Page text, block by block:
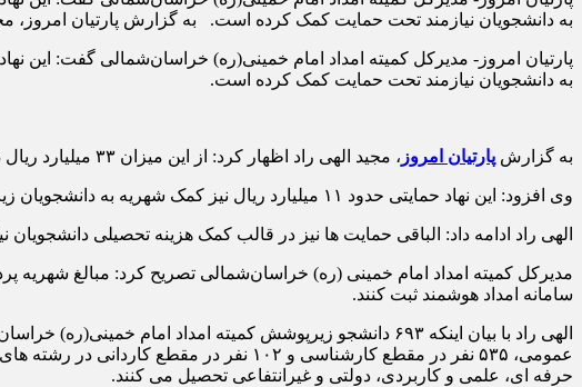
به دانشجویان نیازمند تحت حمایت کمک کرده است. به گزارش پارتیان امروز، مجید
به دانشجویان نیازمند تحت حمایت کمک کرده است.
به گزارش پارتیان امروز ، مجید الهی راد اظهار کرد: از این میزان ۳۳ میلیارد ریال در قالب ۱۶۷ فقره وام از محل صندوق امداد ولایت به دانشجویان نیازمند پرداخت شده است.
وی افزود: این نهاد حمایتی حدود ۱۱ میلیارد ریال نیز کمک شهریه به دانشجویان زیرپوشش در دانشگاه های آزاد، پیام نور، علمی کاربردی و غیرانتفاعی پرداخت کرده است.
الهی راد ادامه داد: الباقی حمایت ها نیز در قالب کمک هزینه تحصیلی
مدیرکل کمیته امداد امام خمینی (ره) خراسان‌شمالی تصریح کرد: مبالغ
سامانه امداد هوشمند ثبت کنند.
الهی راد با بیان اینکه ۶۹۳ دانشجو زیرپوشش کمیته
عمومی، ۵۳۵ نفر در مقطع کارشناسی و ۱۰۲
حرفه ای، علمی و کاربردی، دولتی و غیرانتفاعی تحصیل می کنند.